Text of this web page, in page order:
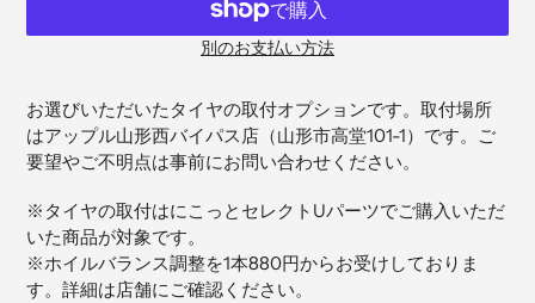
別のお支払い方法
ー
ト
に
商
品
を
追
加
お選びいただいたタイヤの取付オプションです。取付場所
はアップル山形西バイパス店（山形市高堂101-1）です。ご
要望やご不明点は事前にお問い合わせください。
※タイヤの取付はにこっとセレクトUパーツでご購入いただ
いた商品が対象です。
※ホイルバランス調整を1本880円からお受けしておりま
す。詳細は店舗にご確認ください。